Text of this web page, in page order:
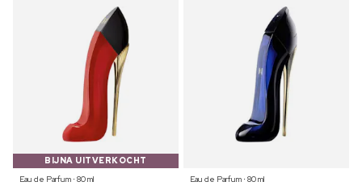
BIJNA UITVERKOCHT
Eau de Parfum ⋅ 80 ml
Eau de Parfum ⋅ 80 ml